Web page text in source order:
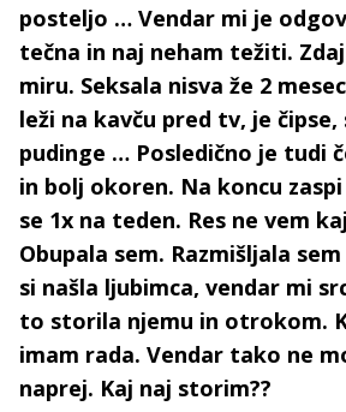
posteljo … Vendar mi je
tečna in naj neham težiti.
miru. Seksala nisva že 2
leži na kavču pred tv, je čipse,
pudinge … Posledično je tudi
in bolj okoren. Na koncu
se 1x na teden. Res ne vem
Obupala sem. Razmišljala
si našla ljubimca, vendar mi
to storila njemu in otrokom.
imam rada. Vendar tako ne
naprej. Kaj naj storim??